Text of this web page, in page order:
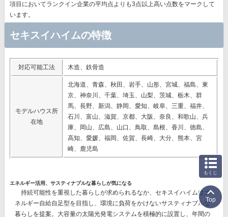
項目においてランクイン企業の平均点よりも3点以上高い点数をマークして
います。
セキスイハイムの特徴
対応可能工法 木造、鉄骨造
モデルハウス所
在地
北海道、青森、秋田、岩手、山形、宮城、福島、東
京、神奈川、千葉、埼玉、山梨、茨城、栃木、群
馬、長野、新潟、静岡、愛知、岐阜、三重、福井、
石川、富山、滋賀、京都、大阪、奈良、和歌山、兵
庫、岡山、広島、山口、鳥取、島根、香川、徳島、
高知、愛媛、福岡、佐賀、長崎、大分、熊本、宮
崎、鹿児島
エネルギー活用、サスティナブルな暮らしが気になる
持続可能性を重視した暮らしが求められるなか、セキスイハイムはエ
ネルギー自給自足型を目指し、環境に負荷をかけないサスティナブルな
暮らしを提案。大容量の太陽光発電システムを積極的に設置し、 年間の
もくじ
Top